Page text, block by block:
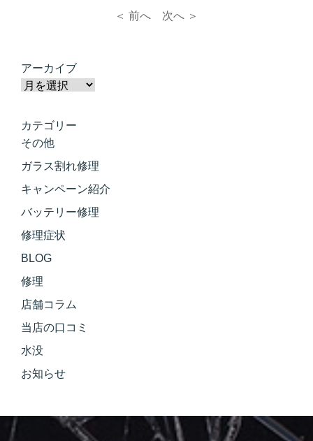
＜ 前へ 次へ ＞
アーカイブ
カテゴリー
その他
ガラス割れ修理
キャンペーン紹介
バッテリー修理
修理症状
BLOG
修理
店舗コラム
当店の口コミ
水没
お知らせ